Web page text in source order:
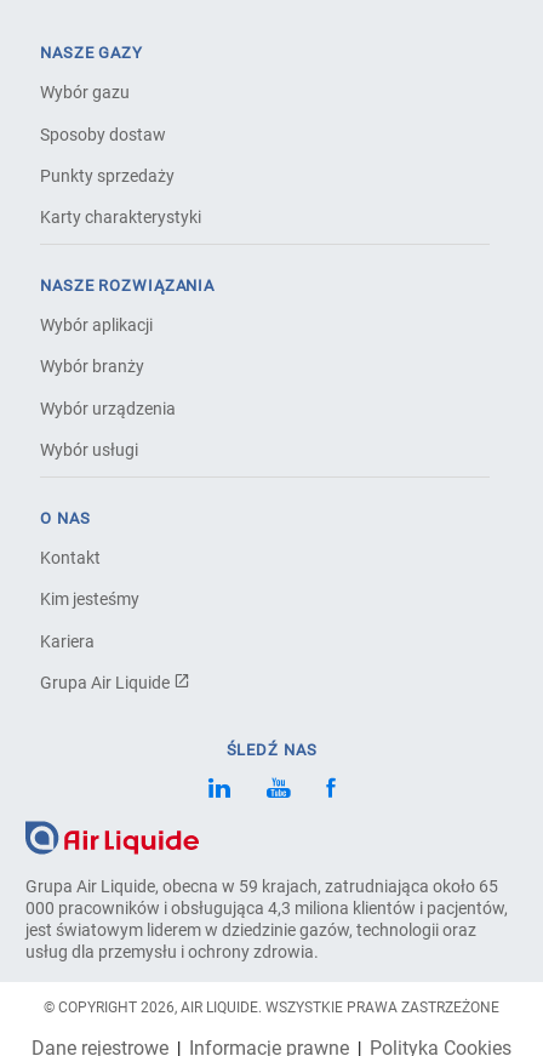
Grupa Air Liquide, obecna w 59 krajach, zatrudniająca około 65
000 pracowników i obsługująca 4,3 miliona klientów i pacjentów,
jest światowym liderem w dziedzinie gazów, technologii oraz
usług dla przemysłu i ochrony zdrowia.
NASZE GAZY
Wybór gazu
Sposoby dostaw
Punkty sprzedaży
Karty charakterystyki
NASZE ROZWIĄZANIA
Wybór aplikacji
Wybór branży
Wybór urządzenia
Wybór usługi
O NAS
Kontakt
Kim jesteśmy
Kariera
Grupa Air Liquide
ŚLEDŹ NAS
© COPYRIGHT 2026, AIR LIQUIDE. WSZYSTKIE PRAWA ZASTRZEŻONE
Dane rejestrowe Informacje prawne Polityka Cookies